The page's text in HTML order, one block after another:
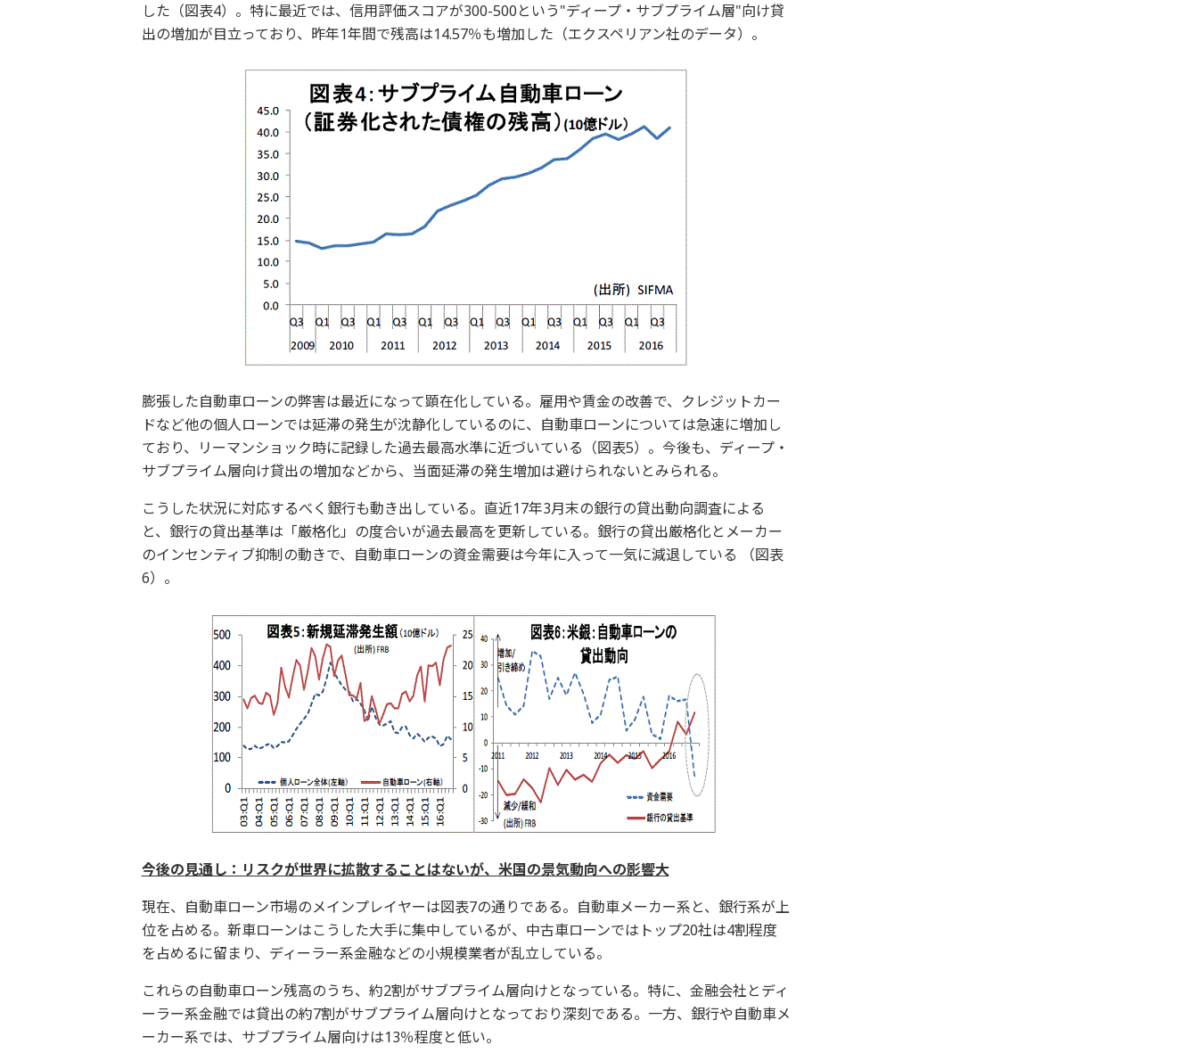
した（図表4）。特に最近では、信用評価スコアが300-500という"ディープ・サブプライム層"向け貸
出の増加が目立っており、昨年1年間で残高は14.57％も増加した（エクスペリアン社のデータ）。
膨張した自動車ローンの弊害は最近になって顕在化している。雇用や賃金の改善で、クレジットカー
ドなど他の個人ローンでは延滞の発生が沈静化しているのに、自動車ローンについては急速に増加し
ており、リーマンショック時に記録した過去最高水準に近づいている（図表5）。今後も、ディープ・
サブプライム層向け貸出の増加などから、当面延滞の発生増加は避けられないとみられる。
こうした状況に対応するべく銀行も動き出している。直近17年3月末の銀行の貸出動向調査による
と、銀行の貸出基準は「厳格化」の度合いが過去最高を更新している。銀行の貸出厳格化とメーカー
のインセンティブ抑制の動きで、自動車ローンの資金需要は今年に入って一気に減退している （図表
6）。
今後の見通し：リスクが世界に拡散することはないが、米国の景気動向への影響大
現在、自動車ローン市場のメインプレイヤーは図表7の通りである。自動車メーカー系と、銀行系が上
位を占める。新車ローンはこうした大手に集中しているが、中古車ローンではトップ20社は4割程度
を占めるに留まり、ディーラー系金融などの小規模業者が乱立している。
これらの自動車ローン残高のうち、約2割がサブプライム層向けとなっている。特に、金融会社とディ
ーラー系金融では貸出の約7割がサブプライム層向けとなっており深刻である。一方、銀行や自動車メ
ーカー系では、サブプライム層向けは13％程度と低い。